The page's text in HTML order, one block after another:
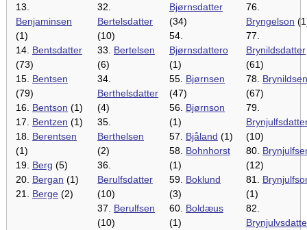
13.
Benjaminsen
(1)
14. Bentsdatter
(73)
15. Bentsen
(79)
16. Bentson (1)
17. Bentzen (1)
18. Berentsen
(1)
19. Berg (5)
20. Bergan (1)
21. Berge (2)
32.
Bertelsdatter
(10)
33. Bertelsen
(6)
34.
Berthelsdatter
(4)
35.
Berthelsen
(2)
36.
Berulfsdatter
(10)
37. Berulfsen
(10)
Bjørnsdatter
(34)
54.
Bjørnsdattero
(1)
55. Bjørnsen
(47)
56. Bjørnson
(1)
57. Bjåland (1)
58. Bohnhorst
(1)
59. Boklund
(3)
60. Boldæus
(1)
76.
Bryngelson
77.
Brynildsdatter
(61)
78. Brynildsen
(67)
79.
(10)
80.
(12)
81.
(1)
82.